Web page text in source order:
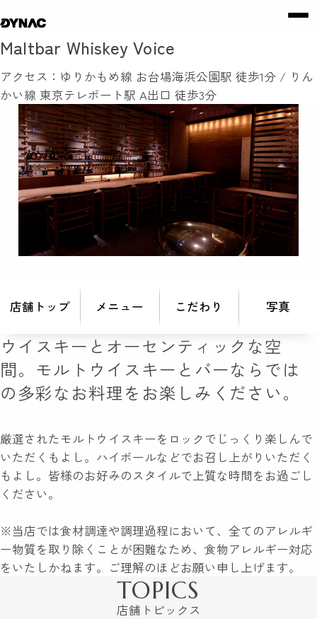
Maltbar Whiskey Voice
アクセス：ゆりかもめ線 お台場海浜公園駅 徒歩1分 / りん
かい線 東京テレポート駅 A出口 徒歩3分
店舗トップ メニュー こだわり 写真
ウイスキーとオーセンティックな空
間。モルトウイスキーとバーならでは
の多彩なお料理をお楽しみください。
厳選されたモルトウイスキーをロックでじっくり楽しんで
いただくもよし。ハイボールなどでお召し上がりいただく
もよし。皆様のお好みのスタイルで上質な時間をお過ごし
ください。
※当店では食材調達や調理過程において、全てのアレルギ
ー物質を取り除くことが困難なため、食物アレルギー対応
をいたしかねます。ご理解のほどお願い申し上げます。
TOPICS
店舗トピックス